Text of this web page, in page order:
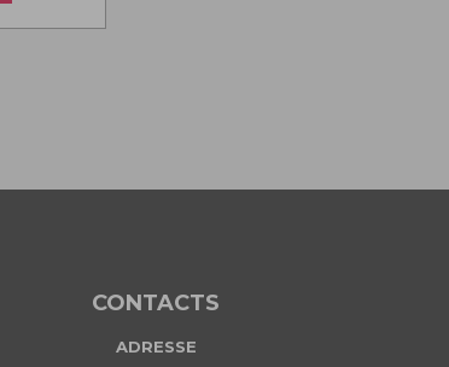
CONTACTS
ADRESSE